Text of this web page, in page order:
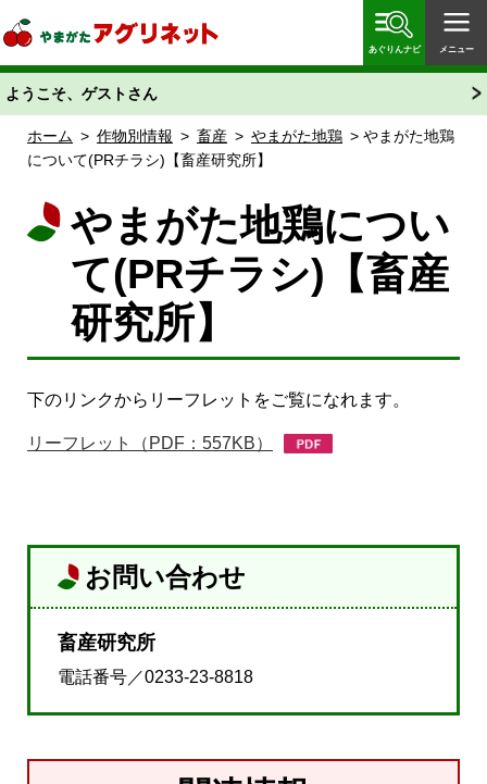
「あぐりん」
あぐりんナビ メニュー
ようこそ、ゲストさん
ホーム > 作物別情報 > 畜産 > やまがた地鶏 > やまがた地鶏
について(PRチラシ)【畜産研究所】
やまがた地鶏につい
て(PRチラシ)【畜産
研究所】
下のリンクからリーフレットをご覧になれます。
リーフレット（PDF：557KB）
お問い合わせ
畜産研究所
電話番号／0233-23-8818